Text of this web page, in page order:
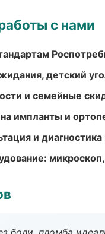
с нами
детский
и семейные
на импланты и
и